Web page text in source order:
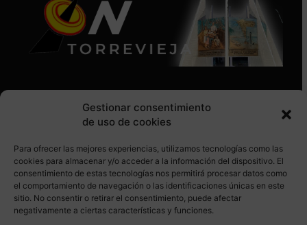
Gestionar consentimiento
de uso de cookies
Para ofrecer las mejores experiencias, utilizamos tecnologías como las
cookies para almacenar y/o acceder a la información del dispositivo. El
consentimiento de estas tecnologías nos permitirá procesar datos como
el comportamiento de navegación o las identificaciones únicas en este
sitio. No consentir o retirar el consentimiento, puede afectar
negativamente a ciertas características y funciones.
SÍGUENOS EN REDES SOCIALES